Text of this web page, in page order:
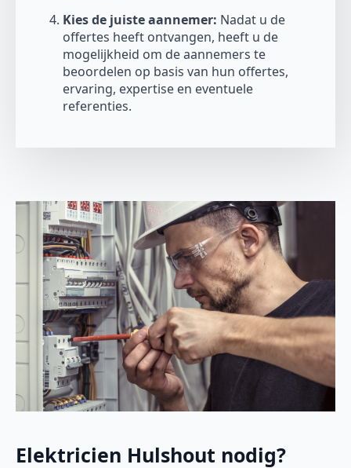
Kies de juiste aannemer: Nadat u de
offertes heeft ontvangen, heeft u de
mogelijkheid om de aannemers te
beoordelen op basis van hun offertes,
ervaring, expertise en eventuele
referenties.
Elektricien Hulshout nodig?